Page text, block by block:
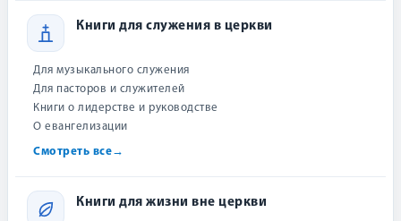
Книги для служения в церкви
Для музыкального служения
Для пасторов и служителей
Книги о лидерстве и руководстве
О евангелизации
Смотреть все→
Книги для жизни вне церкви
Выберите подарок — мы добавим его к вашей
Купить на маркетплейсах